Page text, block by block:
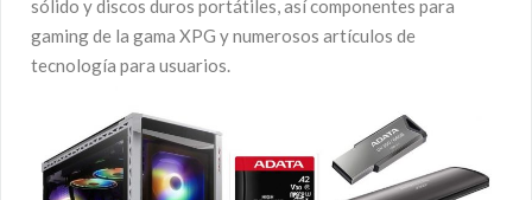
sólido y discos duros portátiles, así componentes para
gaming de la gama XPG y numerosos artículos de
tecnología para usuarios.